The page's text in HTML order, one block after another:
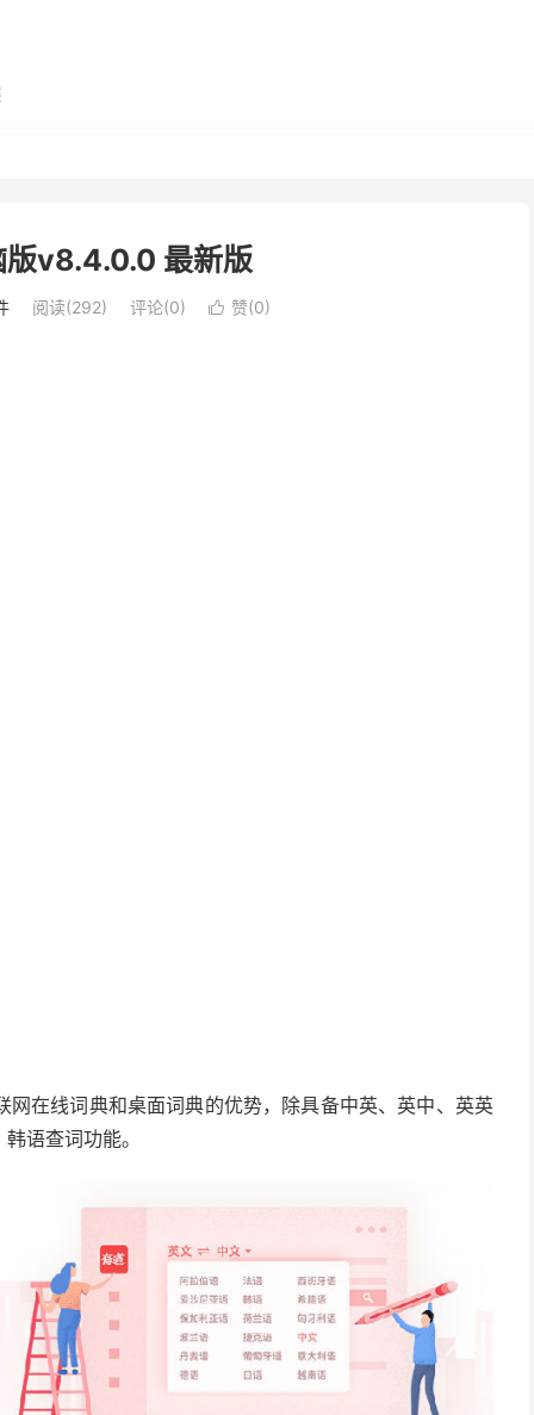
版v8.4.0.0 最新版
阅读(292) 评论(0)  赞(0)
在线词典和桌面词典的优势，除具备中英、英中、英英
语查词功能。